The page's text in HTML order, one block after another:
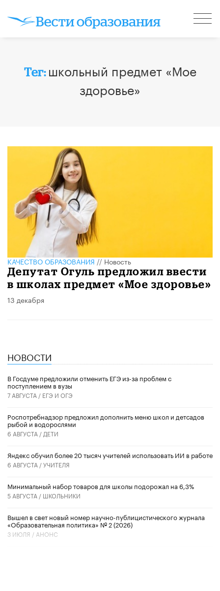
Тег: школьный предмет «Мое
здоровье»
КАЧЕСТВО ОБРАЗОВАНИЯ//Новость
Депутат Огуль предложил ввести
в школах предмет «Мое здоровье»
13 декабря
НОВОСТИ
В Госдуме предложили отменить ЕГЭ из-за проблем с
поступлением в вузы
7 АВГУСТА / ЕГЭ И ОГЭ
Роспотребнадзор предложил дополнить меню школ и детсадов
рыбой и водорослями
6 АВГУСТА / ДЕТИ
​Яндекс обучил более 20 тысяч учителей использовать ИИ в работе
6 АВГУСТА /УЧИТЕЛЯ
Минимальный набор товаров для школы подорожал на 6,3%
5 АВГУСТА / ШКОЛЬНИКИ
Вышел в свет новый номер научно-публицистического журнала
«Образовательная политика» № 2 (2026)
3 ИЮЛЯ / АНОНС